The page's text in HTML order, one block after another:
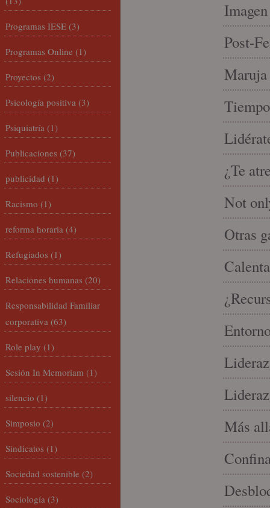
Post-
Maruja
¿Te
Not
Otras
Más
Programas IESE (3)
Programas Online (1)
Proyectos (2)
Psicología positiva (3)
Psiquiatría (1)
Publicaciones (37)
publicidad (1)
Racismo (1)
reforma horaria (4)
Refugiados (1)
Relaciones humanas (20)
Responsabilidad Familiar
corporativa (63)
Role play (1)
Sesión In Memoriam (1)
silencio (1)
Simposio (2)
Sindicatos (1)
Sociedad sostenible (2)
Sociología (3)